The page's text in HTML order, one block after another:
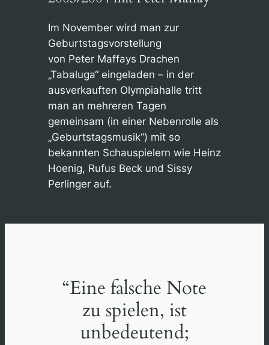
Im November wird man zur
Geburtstagsvorstellung
von Peter Maffays Drachen
„Tabaluga“ eingeladen – in der
ausverkauften Olympiahalle tritt
man an mehreren Tagen
gemeinsam (in einer Nebenrolle als
„Geburtstagsmusik“) mit so
bekannten Schauspielern wie Heinz
Hoenig, Rufus Beck und Sissy
Perlinger auf.
“Eine falsche Note
zu spielen, ist
unbedeutend;